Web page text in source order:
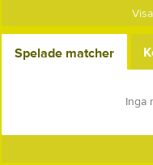
Spelade matcher
Inga